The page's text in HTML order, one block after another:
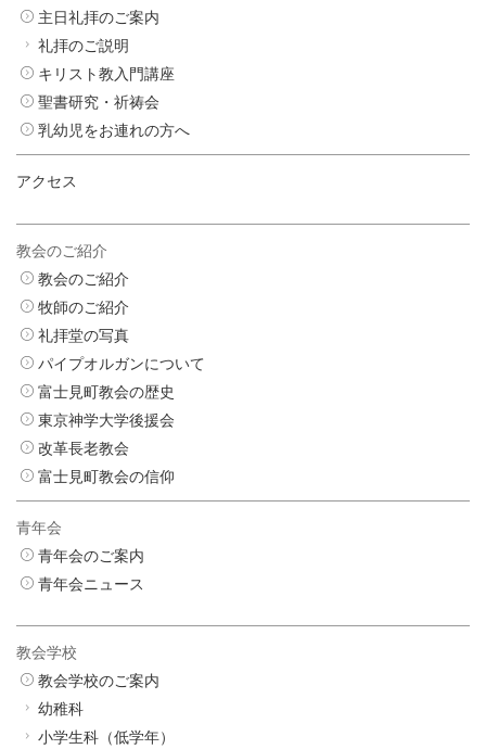
主日礼拝のご案内
礼拝のご説明
キリスト教入門講座
聖書研究・祈祷会
乳幼児をお連れの方へ
アクセス
教会のご紹介
教会のご紹介
牧師のご紹介
礼拝堂の写真
パイプオルガンについて
富士見町教会の歴史
東京神学大学後援会
改革長老教会
富士見町教会の信仰
青年会
青年会のご案内
青年会ニュース
教会学校
教会学校のご案内
幼稚科
小学生科（低学年）